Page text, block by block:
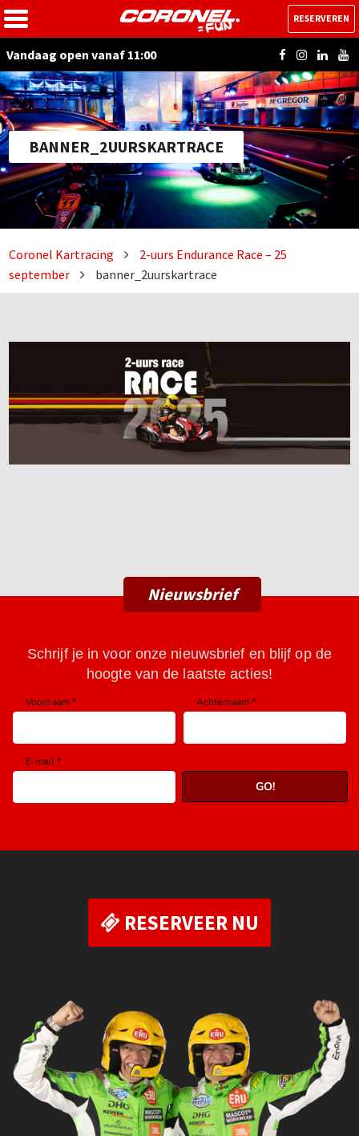
Vandaag open vanaf 11:00
RESERVEREN
BANNER_2UURSKARTRACE
Coronel Kartracing
2-uurs Endurance Race – 25
september
banner_2uurskartrace
Nieuwsbrief
RESERVEER NU